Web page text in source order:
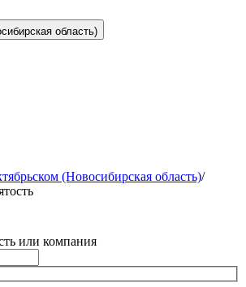
область)
(Новосибирская область)/
или компания